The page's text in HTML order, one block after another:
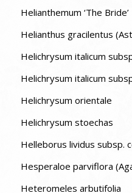
Helianthemum ‘The Bride’
Helianthus gracilentus
Helichrysum italicum
Helichrysum italicum
Helichrysum orientale
Helichrysum stoechas
Helleborus lividus subsp.
Hesperaloe parviflora
Heteromeles arbutifolia